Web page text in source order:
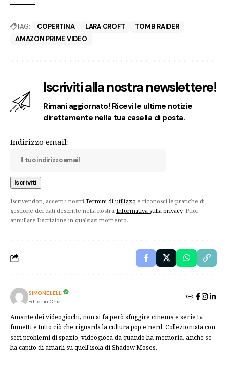
TAG: COPERTINA LARA CROFT
TOMB RAIDER
AMAZON PRIME VIDEO
Iscriviti alla nostra newslettere!
Rimani aggiornato! Ricevi le ultime notizie
direttamente nella tua casella di posta.
Indirizzo email:
Iscrivendoti, accetti i nostri Termini di utilizzo e riconosci le pratiche di
gestione dei dati descritte nella nostra Informativa sulla privacy. Puoi
annullare l'iscrizione in qualsiasi momento.
SIMONE LELLI
Editor in Chief
Amante dei videogiochi, non si fa però sfuggire cinema e serie tv,
fumetti e tutto ciò che riguarda la cultura pop e nerd. Collezionista con
seri problemi di spazio, videogioca da quando ha memoria, anche se
ha capito di amarli su quell'isola di Shadow Moses.